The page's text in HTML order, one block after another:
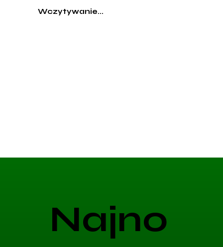
Wczytywanie...
Najno